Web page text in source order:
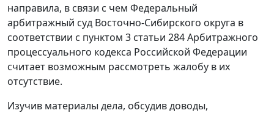
направила, в связи с чем Федеральный
арбитражный суд Восточно-Сибирского округа в
соответствии с пунктом 3 статьи 284Арбитражного
процессуального кодекса Российской Федерации
считает возможным рассмотреть жалобу в их
отсутствие.
Изучив материалы дела, обсудив доводы,